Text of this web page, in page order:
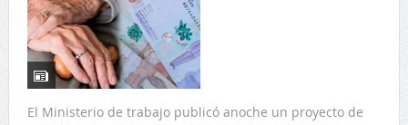
El Ministerio de trabajo publicó anoche un proyecto de